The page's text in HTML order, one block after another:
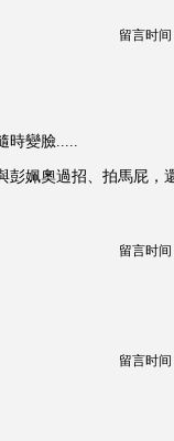
留言时间
時變臉.....
彭姵奧過招、拍馬屁，
留言时间
留言时间